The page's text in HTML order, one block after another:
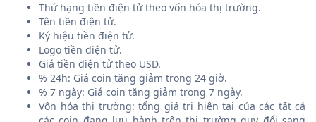
Thứ hạng tiền điện tử theo vốn hóa thị trường.
Tên tiền điện tử.
Ký hiệu tiền điện tử.
Logo tiền điện tử.
Giá tiền điện tử theo USD.
% 24h: Giá coin tăng giảm trong 24 giờ.
% 7 ngày: Giá coin tăng giảm trong 7 ngày.
Vốn hóa thị trường: tổng giá trị hiện tại của các tất cả